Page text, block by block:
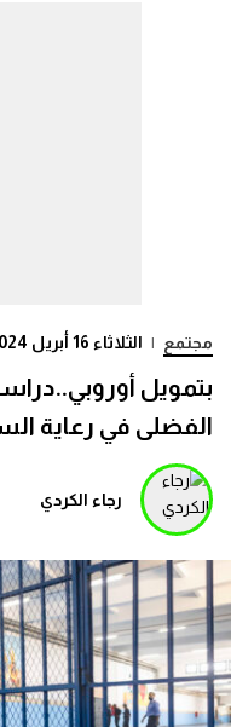
مجتمع | الثلاثاء 16 أبريل 2024 - 23:30
بتمويل
الفضلى في رعاية
رجاء الكردي